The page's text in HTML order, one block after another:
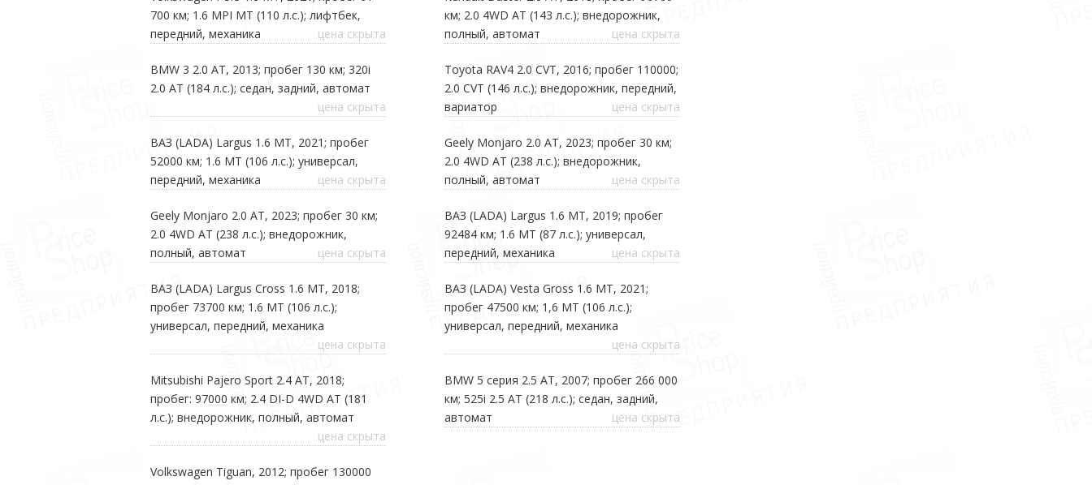
700 км; 1.6 МPI MT (110 л.с.); лифтбек,
передний, механика
цена скрыта
км; 2.0 4WD AT (143 л.с.); внедорожник,
полный, автомат
цена скрыта
BMW 3 2.0 AT, 2013; пробег 130 км; 320i
2.0 АТ (184 л.с.); седан, задний, автомат
цена скрыта
Toyota RAV4 2.0 CVT, 2016; пробег 110000;
2.0 CVT (146 л.с.); внедорожник, передний,
вариатор
цена скрыта
ВАЗ (LADA) Largus 1.6 MT, 2021; пробег
52000 км; 1.6 MT (106 л.с.); универсал,
передний, механика
цена скрыта
Geely Monjaro 2.0 AT, 2023; пробег 30 км;
2.0 4WD AT (238 л.с.); внедорожник,
полный, автомат
цена скрыта
Geely Monjaro 2.0 AT, 2023; пробег 30 км;
2.0 4WD AT (238 л.с.); внедорожник,
полный, автомат
цена скрыта
ВАЗ (LADA) Largus 1.6 MT, 2019; пробег
92484 км; 1.6 MT (87 л.с.); универсал,
передний, механика
цена скрыта
ВАЗ (LADA) Largus Cross 1.6 MT, 2018;
пробег 73700 км; 1.6 MT (106 л.с.);
универсал, передний, механика
цена скрыта
ВАЗ (LADA) Vesta Gross 1.6 МТ, 2021;
пробег 47500 км; 1,6 МТ (106 л.с.);
универсал, передний, механика
цена скрыта
Mitsubishi Pajero Sport 2.4 AT, 2018;
пробег: 97000 км; 2.4 DI-D 4WD AT (181
л.с.); внедорожник, полный, автомат
цена скрыта
BMW 5 серия 2.5 AT, 2007; пробег 266 000
км; 525i 2.5 AT (218 л.с.); седан, задний,
автомат
цена скрыта
Volkswagen Tiguan, 2012; пробег 130000